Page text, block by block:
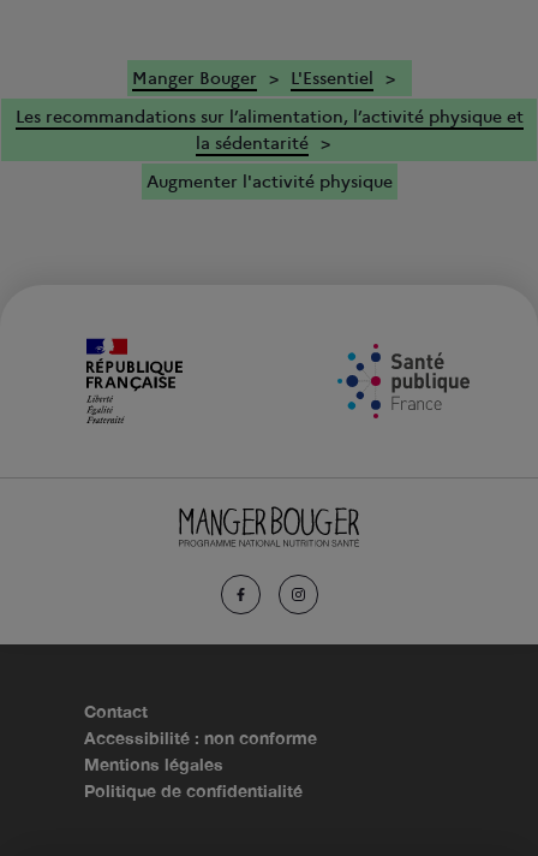
Manger Bouger
L'Essentiel
Les recommandations sur l’alimentation, l’activité physique et
la sédentarité
Augmenter l'activité physique
Contact
Accessibilité : non conforme
Mentions légales
Politique de confidentialité